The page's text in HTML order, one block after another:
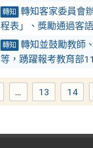
轉知
轉知客家委員會
程表」、獎勵通過客
轉知
轉知並鼓勵教師
等，踴躍報考教育部
Page... Page
13 Page
14